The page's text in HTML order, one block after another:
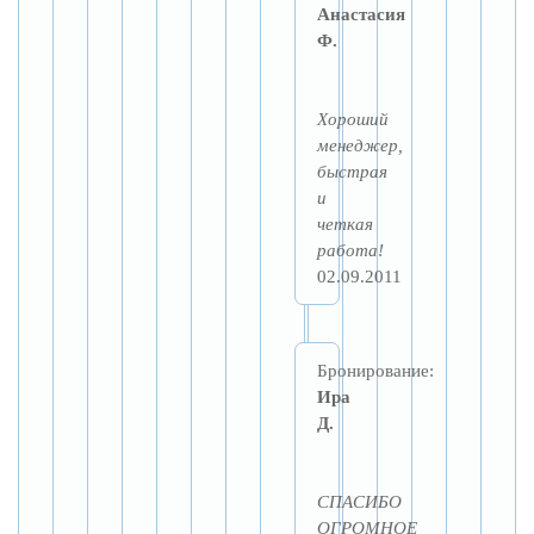
Анастасия
Ф.
Хороший
менеджер,
быстрая
и
четкая
работа!
02.09.2011
Бронирование:
Ира
Д.
СПАСИБО
ОГРОМНОЕ